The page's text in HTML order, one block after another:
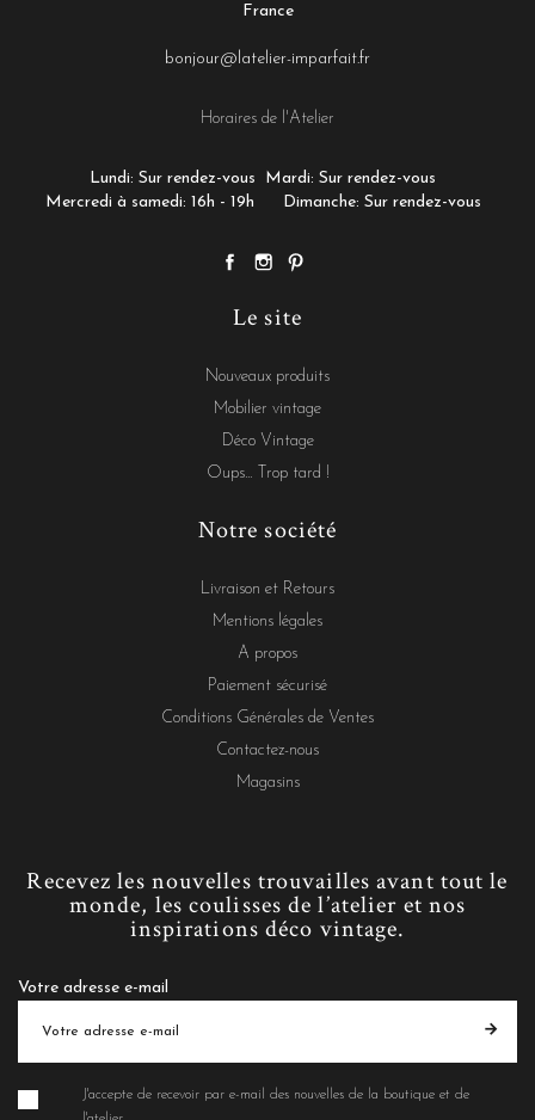
France
bonjour@latelier-imparfait.fr
Horaires de l'Atelier
Lundi: Sur rendez-vous
Mardi: Sur rendez-vous
Mercredi à samedi: 16h - 19h
Dimanche: Sur rendez-vous
Le site
Nouveaux produits
Mobilier vintage
Déco Vintage
Oups... Trop tard !
Notre société
Livraison et Retours
Mentions légales
A propos
Paiement sécurisé
Conditions Générales de Ventes
Contactez-nous
Magasins
Recevez les nouvelles trouvailles avant tout le
monde, les coulisses de l’atelier et nos
inspirations déco vintage.
Votre adresse e-mail
J'accepte de recevoir par e-mail des nouvelles de la boutique et de